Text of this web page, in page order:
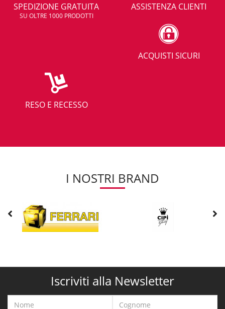
SPEDIZIONE GRATUITA
SU OLTRE 1000 PRODOTTI
ASSISTENZA CLIENTI
ACQUISTI SICURI
RESO E RECESSO
I NOSTRI BRAND
Iscriviti alla Newsletter